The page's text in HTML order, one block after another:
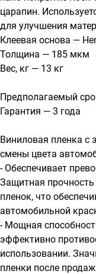
царапин.
для улучшения
Клеевая основа —
Толщина — 185 мкм
Вес, кг — 13 кг
Предполагаемый
Гарантия — 3 года
Виниловая пленка с
смены цвета
- Обеспечивает
Защитная
пленок, что
автомобильной
- Мощная
эффективно
использовании.
пленки после